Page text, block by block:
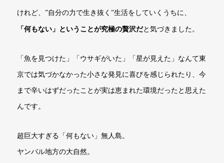
けれど、”自分の力で生き抜く”生活をしていくうちに、
「何もない」ということが究極の贅沢だと気づきました。
「魚を見つけた」「ウサギがいた」「星が見えた」なんて東
京では気づかなかった小さな発見に喜びを感じられたり、今
まで辛いはずだったことが実は恵まれた環境だったと思えた
んです。
超巨大すぎる「何もない」無人島。
ヤンバル地方の大自然。